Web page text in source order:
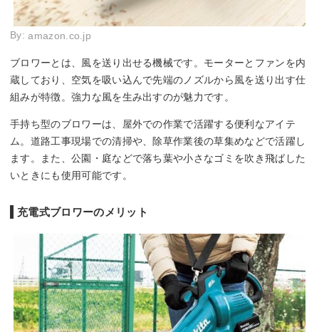
By:amazon.co.jp
ブロワーとは、風を送り出せる機械です。モーターとファンを内
蔵しており、空気を吸い込んで先端のノズルから風を送り出す仕
組みが特徴。強力な風を生み出すのが魅力です。
手持ち型のブロワーは、屋外での作業で活躍する便利なアイテ
ム。道路工事現場での清掃や、除草作業後の草集めなどで活躍し
ます。また、公園・庭などで落ち葉や小さなゴミを吹き飛ばした
いときにも使用可能です。
充電式ブロワーのメリット